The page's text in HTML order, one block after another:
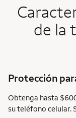
de la
Protección
Obtenga hasta
su teléfono celular.